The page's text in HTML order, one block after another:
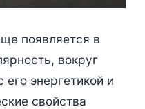
появляется в
вокруг
энергетикой и
свойства